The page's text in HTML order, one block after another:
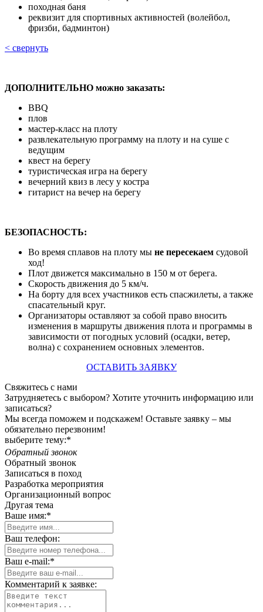
походная баня
реквизит для спортивных активностей (волейбол,
фризби, бадминтон)
< свернуть
ДОПОЛНИТЕЛЬНО можно заказать:
BBQ
плов
мастер-класс на плоту
развлекательную программу на плоту и на суше с
ведущим
квест на берегу
туристическая игра на берегу
вечерний квиз в лесу у костра
гитарист на вечер на берегу
БЕЗОПАСНОСТЬ:
Во время сплавов на плоту мы не пересекаем судовой
ход!
Плот движется максимально в 150 м от берега.
Скорость движения до 5 км/ч.
На борту для всех участников есть спасжилеты, а также
спасательный круг.
Организаторы оставляют за собой право вносить
изменения в маршруты движения плота и программы в
зависимости от погодных условий (осадки, ветер,
волна) с сохранением основных элементов.
ОСТАВИТЬ ЗАЯВКУ
Свяжитесь с нами
Затрудняетесь с выбором? Хотите уточнить информацию или
записаться?
Мы всегда поможем и подскажем! Оставьте заявку – мы
обязательно перезвоним!
выберите тему:*
Обратный звонок
Обратный звонок
Записаться в поход
Разработка мероприятия
Организационный вопрос
Другая тема
Ваше имя:*
Ваш телефон:
Ваш e-mail:*
Комментарий к заявке: